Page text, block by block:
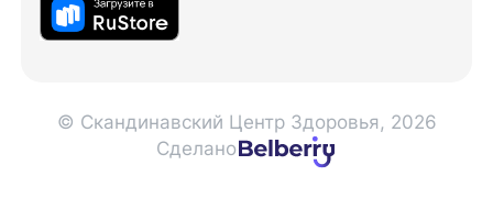
© Скандинавский Центр Здоровья, 2026
Сделано